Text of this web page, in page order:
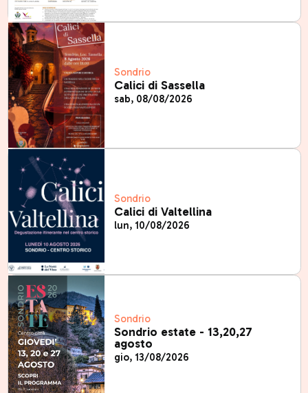
Sondrio
Calici di Sassella
sab, 08/08/2026
Sondrio
Calici di Valtellina
lun, 10/08/2026
Sondrio
Sondrio estate - 13,20,27
agosto
gio, 13/08/2026